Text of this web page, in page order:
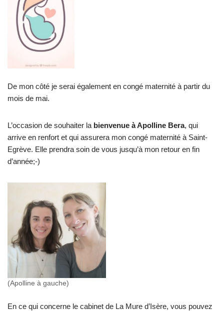
De mon côté je serai également en congé maternité à partir du
mois de mai.
L’occasion de souhaiter la bienvenue à Apolline Bera, qui
arrive en renfort et qui assurera mon congé maternité à Saint-
Egrève. Elle prendra soin de vous jusqu’à mon retour en fin
d’année;-)
(Apolline à gauche)
En ce qui concerne le cabinet de La Mure d’Isère, vous pouvez